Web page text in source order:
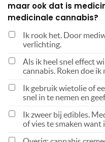
maar ook dat is
medicinale cannabis?
Ik rook het. Door
verlichting.
Als ik heel snel effect
cannabis. Roken doe ik
Ik gebruik wietolie of
snel in te nemen en
Ik zweer bij edibles.
of vies te smaken want